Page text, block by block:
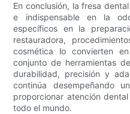
En conclusión, la fresa
e indispensable en la
específicos en la
restauradora,
cosmética lo convierten
conjunto de herramientas
durabilidad, precisión y
continúa desempeñando
proporcionar atención
todo el mundo.